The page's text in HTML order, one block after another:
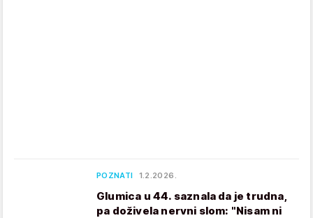
POZNATI 1.2.2026.
Glumica u 44. saznala da je trudna,
pa doživela nervni slom: "Nisam ni